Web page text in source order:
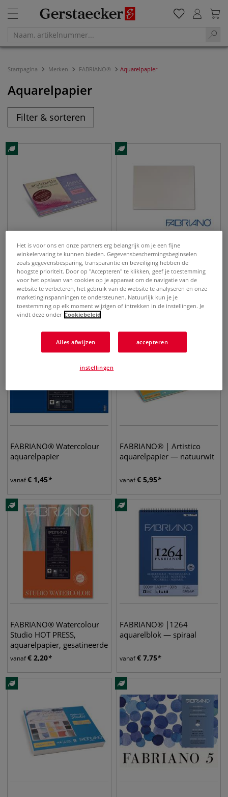
Startpagina Merken FABRIANO® Aquarelpapier
Aquarelpapier
Filter & sorteren
FABRIANO® | Artistico
aquarelpapier — hoogwit
vanaf€5,95
FABRIANO® | FABRIANO 5
aquarelpapier
vanaf €1,50
FABRIANO® Watercolour
aquarelpapier
vanaf€ 1,45
FABRIANO® | Artistico
aquarelpapier — natuurwit
vanaf€ 5,95
FABRIANO® Watercolour
Studio HOT PRESS,
aquarelpapier, gesatineerde
korrel
vanaf€ 2,20
FABRIANO® |1264
aquarelblok — spiraal
vanaf€ 7,75
Het is voor ons en onze partners erg belangrijk om je een fijne
winkelervaring te kunnen bieden. Gegevensbeschermingsbeginselen
zoals gegevensbesparing, transparantie en beveiliging hebben de
hoogste prioriteit. Door op "Accepteren" te klikken, geef je toestemming
voor het opslaan van cookies op je apparaat om de navigatie van de
website te verbeteren, het gebruik van de website te analyseren en onze
marketinginspanningen te ondersteunen. Natuurlijk kun je je
toestemming op elk moment wijzigen of intrekken in de instellingen. Je
vindt deze onder Cookiebeleid
Alles afwijzen accepteren
instellingen